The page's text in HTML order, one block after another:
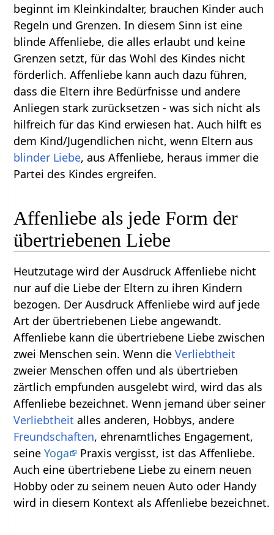
beginnt im Kleinkindalter, brauchen Kinder auch
Regeln und Grenzen. In diesem Sinn ist eine
blinde Affenliebe, die alles erlaubt und keine
Grenzen setzt, für das Wohl des Kindes nicht
förderlich. Affenliebe kann auch dazu führen,
dass die Eltern ihre Bedürfnisse und andere
Anliegen stark zurücksetzen - was sich nicht als
hilfreich für das Kind erwiesen hat. Auch hilft es
dem Kind/Jugendlichen nicht, wenn Eltern aus
blinder Liebe, aus Affenliebe, heraus immer die
Partei des Kindes ergreifen.
Affenliebe als jede Form der
übertriebenen Liebe
Heutzutage wird der Ausdruck Affenliebe nicht
nur auf die Liebe der Eltern zu ihren Kindern
bezogen. Der Ausdruck Affenliebe wird auf jede
Art der übertriebenen Liebe angewandt.
Affenliebe kann die übertriebene Liebe zwischen
zwei Menschen sein. Wenn dieVerliebtheit
zweier Menschen offen und als übertrieben
zärtlich empfunden ausgelebt wird, wird das als
Affenliebe bezeichnet. Wenn jemand über seiner
Verliebtheit alles anderen, Hobbys, andere
Freundschaften, ehrenamtliches Engagement,
seineYoga
Praxis vergisst, ist das Affenliebe.
Auch eine übertriebene Liebe zu einem neuen
Hobby oder zu seinem neuen Auto oder Handy
wird in diesem Kontext als Affenliebe bezeichnet.